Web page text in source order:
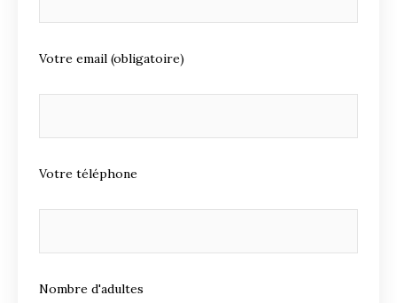
Votre email (obligatoire)
Votre téléphone
Nombre d'adultes